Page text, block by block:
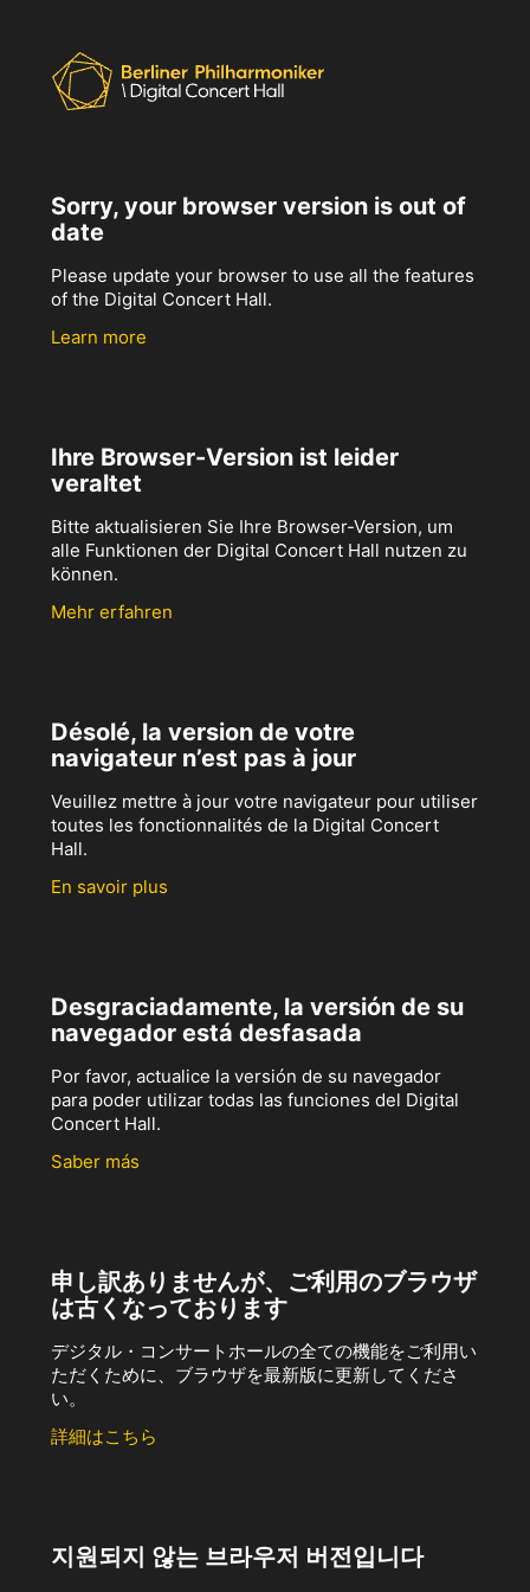
Sorry, your browser version is out of
date
Please update your browser to use all the features
of the Digital Concert Hall.
Learn more
Ihre Browser-Version ist leider
veraltet
Bitte aktualisieren Sie Ihre Browser-Version, um
alle Funktionen der Digital Concert Hall nutzen zu
können.
Mehr erfahren
Désolé, la version de votre
navigateur n’est pas à jour
Veuillez mettre à jour votre navigateur pour utiliser
toutes les fonctionnalités de la Digital Concert
Hall.
En savoir plus
Desgraciadamente, la versión de su
navegador está desfasada
Por favor, actualice la versión de su navegador
para poder utilizar todas las funciones del Digital
Concert Hall.
Saber más
申し訳ありませんが、ご利用のブラウザ
は古くなっております
デジタル・コンサートホールの全ての機能をご利用い
ただくために、ブラウザを最新版に更新してくださ
い。
詳細はこちら
지원되지 않는 브라우저 버전입니다